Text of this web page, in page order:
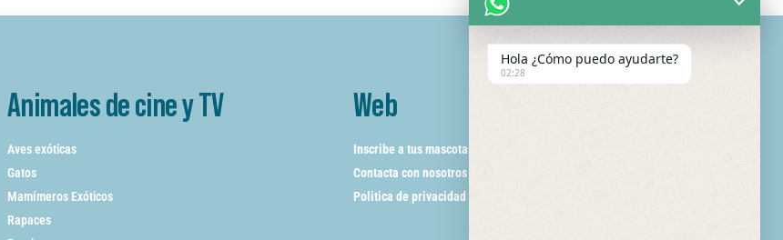
Animales de cine y TV
Aves exóticas
Gatos
Mamímeros Exóticos
Rapaces
Web
Inscribe a tus mascotas
Contacta con nosotros
Politica de privacidad
Hola ¿Cómo puedo ayudarte?
02:28